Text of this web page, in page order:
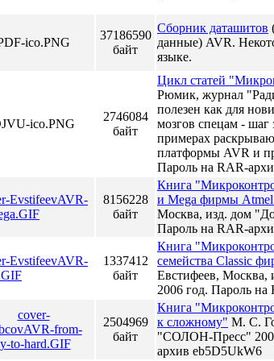
37186590
байт
Сборник даташитов
данные) AVR.
языке.
2746084
байт
Цикл статей
Рюмик, журнал
полезен как для
мозгов спецам -
примерах
платформы AVR и
Пароль на RAR-
8156228
байт
Книга
и Mega фирмы
Москва, изд. дом
Пароль на RAR-
1337412
байт
Книга
семейства Classic
Евстифеев,
2006 год. Пароль
2504969
байт
Книга
к сложному" М. С.
"СОЛОН-Пресс"
архив eb5D5UkW6